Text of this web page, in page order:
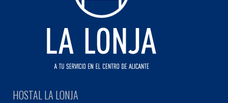
HOSTAL LA LONJA